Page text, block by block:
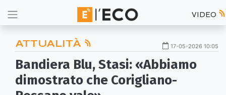
VIDEO
ATTUALITÀ 17-05-2026 10:05
Bandiera Blu, Stasi: «Abbiamo
dimostrato che Corigliano-